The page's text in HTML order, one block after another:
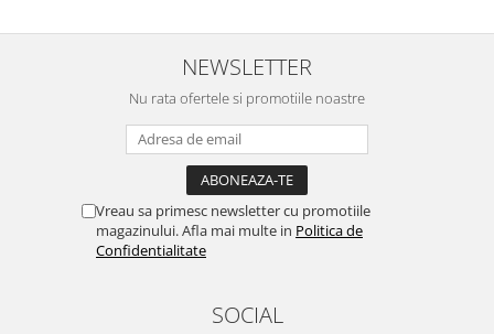
NEWSLETTER
Nu rata ofertele si promotiile noastre
Vreau sa primesc newsletter cu promotiile
magazinului. Afla mai multe in Politica de
Confidentialitate
SOCIAL